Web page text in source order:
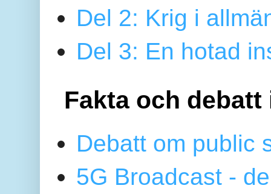
Del 2: Krig i
Del 3: En hotad
Fakta och debatt
Debatt om public
5G Broadcast -